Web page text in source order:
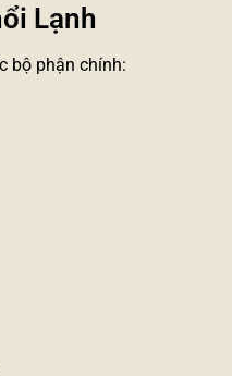
Lạnh
bộ phận chính: